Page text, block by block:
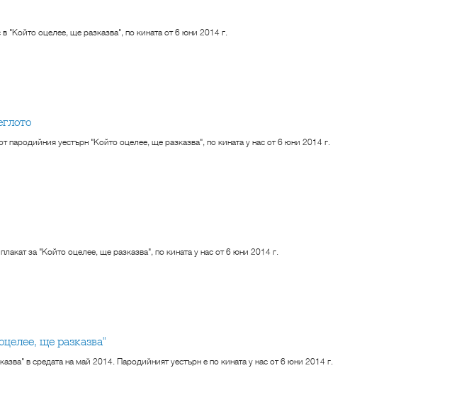
оцелее, ще разказва", по кината от 6 юни 2014 г.
уестърн "Който оцелее, ще разказва", по кината у нас от 6 юни 2014 г.
за "Който оцелее, ще разказва", по кината у нас от 6 юни 2014 г.
ще разказва"
в средата на май 2014. Пародийният уестърн е по кината у нас от 6 юни 2014 г.